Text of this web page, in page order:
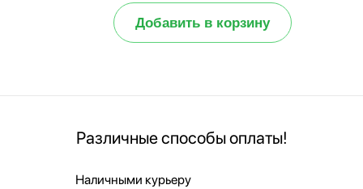
Добавить в корзину
Различные способы оплаты!
Наличными курьеру